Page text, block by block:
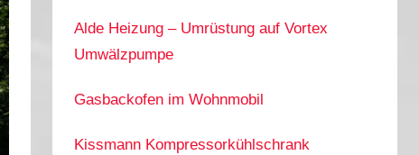
Alde Heizung – Umrüstung auf Vortex
Umwälzpumpe
Gasbackofen im Wohnmobil
Kissmann Kompressorkühlschrank